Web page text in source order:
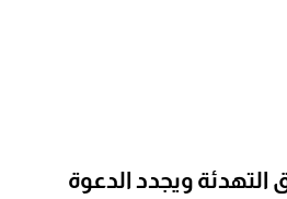
التهدئة ويجدد الدعوة